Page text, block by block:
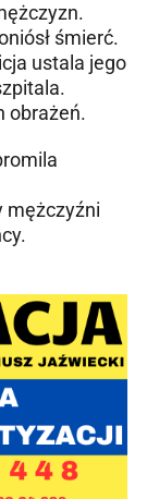
śmierć.
ustala jego
obrażeń.
mężczyźni